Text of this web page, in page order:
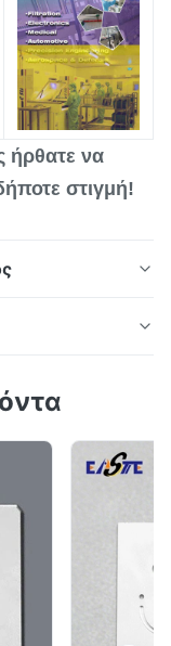
ήρθατε να
στιγμή!
δίσκων
μας παράγει
100%